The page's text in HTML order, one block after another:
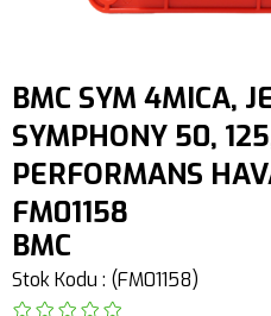
BMC SYM 4MICA,
SYMPHONY 50,
PERFORMANS
FM01158
BMC
Stok Kodu (FM01158)